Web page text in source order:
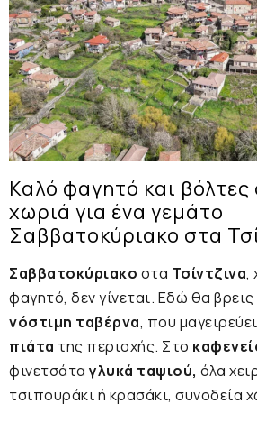
Καλό φαγητό και
χωριά για ένα γεμάτο
Σαββατοκύριακο στα
Σαββατοκύριακο στα Τσίντζινα,
φαγητό, δεν γίνεται. Εδώ θα βρεις
νόστιμη ταβέρνα, που μαγειρεύει
πιάτα της περιοχής. Στο
φινετσάτα γλυκά ταψιού, όλα
τσιπουράκι ή κρασάκι, συνοδεία